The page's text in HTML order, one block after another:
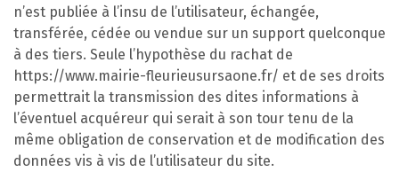
n’est publiée à l’insu de l’utilisateur, échangée,
transférée, cédée ou vendue sur un support quelconque
à des tiers. Seule l’hypothèse du rachat de
https://www.mairie-fleurieusursaone.fr/ et de ses droits
permettrait la transmission des dites informations à
l’éventuel acquéreur qui serait à son tour tenu de la
même obligation de conservation et de modification des
données vis à vis de l’utilisateur du site.